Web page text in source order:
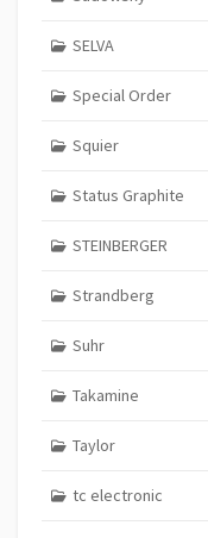
SELVA
Special Order
Squier
Status Graphite
STEINBERGER
Strandberg
Suhr
Takamine
Taylor
tc electronic